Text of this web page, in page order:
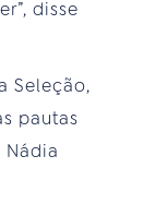
disse
Seleção,
pautas